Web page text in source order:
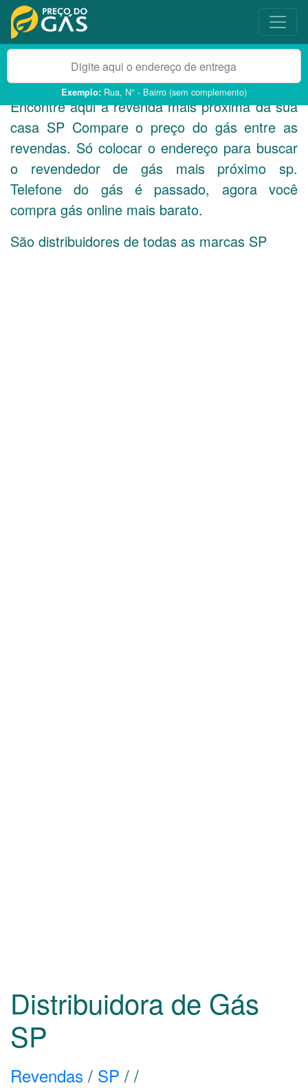
Exemplo: Rua, N° - Bairro (sem complemento)
Encontre aqui a revenda mais próxima da sua
casa SPCompare o preço do gás entre as
revendas. Só colocar o endereço para buscar
o revendedor de gás mais próximo sp.
Telefone do gás é passado, agora você
compra gás online mais barato.
São distribuidores de todas as marcas SP
Distribuidora de Gás
SP
Revendas / SP / /